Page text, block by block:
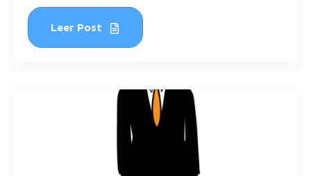
Leer Post